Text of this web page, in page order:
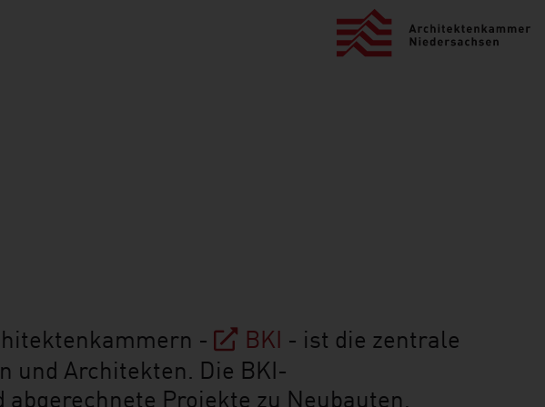
- BKI - ist die zentrale
und Architekten. Die BKI-
Projekte zu Neubauten,